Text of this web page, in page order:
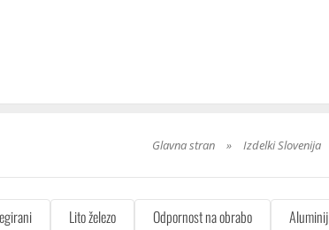
Glavna stran » Izdelki Slovenija
Lito železo Odpornost na obrabo Aluminij